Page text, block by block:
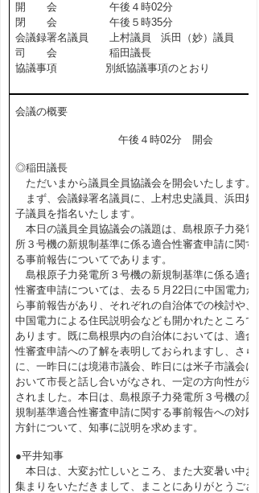
開 会 午後４時02分
閉 会 午後５時35分
会議録署名議員 上村議員 浜田（妙）議員
司 会 稲田議長
協議事項 別紙協議事項のとおり
会議の概要
午後４時02分 開会
◎稲田議長
ただいまから議員全員協議会を開会いたします。
まず、会議録署名議員に、上村忠史議員、浜田妙
子議員を指名いたします。
本日の議員全員協議会の議題は、島根原子力発電
所３号機の新規制基準に係る適合性審査申請に関す
る事前報告についてであります。
島根原子力発電所３号機の新規制基準に係る適合
性審査申請については、去る５月22日に中国電力か
ら事前報告があり、それぞれの自治体での検討や、
中国電力による住民説明会なども開かれたところで
あります。既に島根県内の自治体においては、適合
性審査申請への了解を表明しておられますし、さら
に、一昨日には境港市議会、昨日には米子市議会に
おいて市長と話し合いがなされ、一定の方向性が示
されました。本日は、島根原子力発電所３号機の新
規制基準適合性審査申請に関する事前報告への対応
方針について、知事に説明を求めます。
●平井知事
本日は、大変お忙しいところ、また大変暑い中お
集まりをいただきまして、まことにありがとうござ